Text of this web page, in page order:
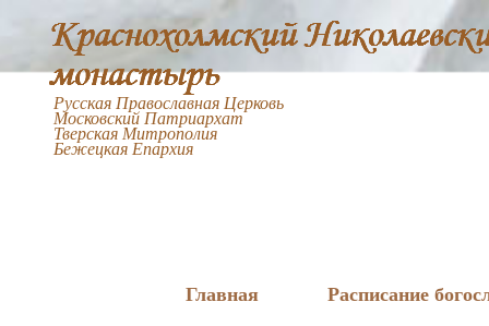
Русская Православная Церковь
Московский Патриархат
Тверская Митрополия
Бежецкая Епархия
Главная Расписание